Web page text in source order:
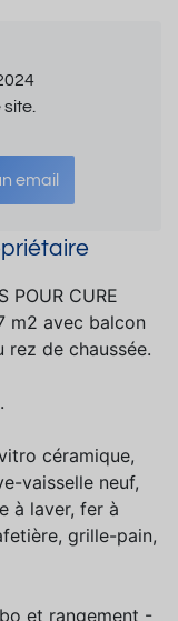
email
POUR CURE
m2 avec balcon
rez de chaussée.
céramique,
vaisselle neuf,
à laver, fer à
grille-pain,
et rangement -